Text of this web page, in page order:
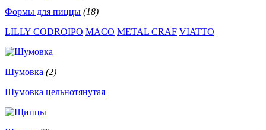
Формы для пиццы (18)
LILLY CODROIPO MACO METAL CRAF VIATTO
Шумовка (2)
Шумовка цельнотянутая